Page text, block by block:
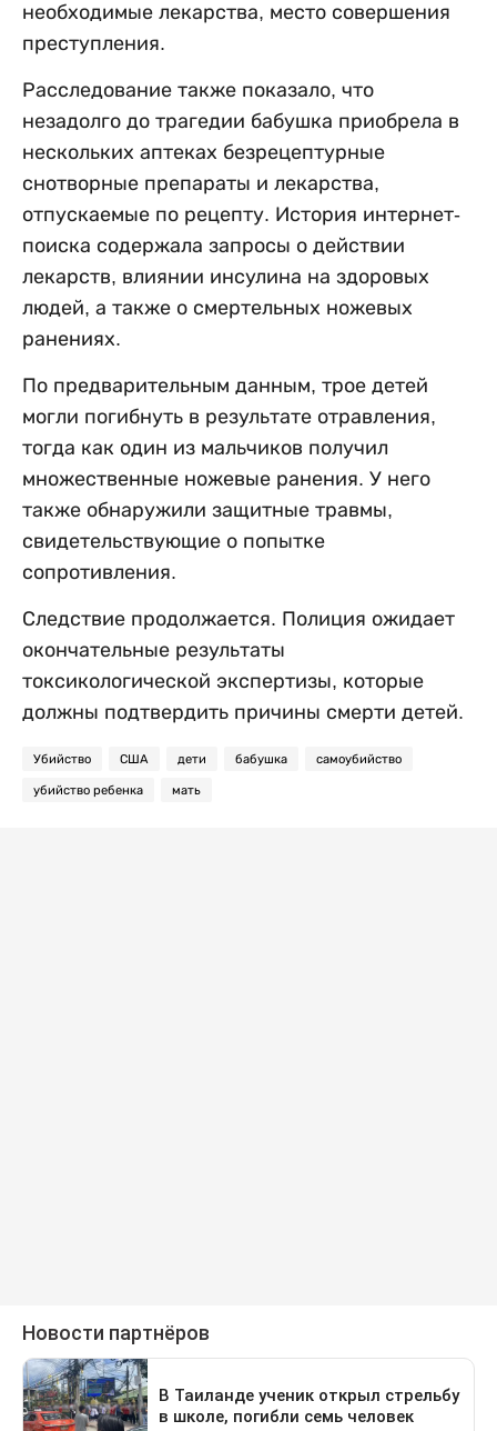
необходимые лекарства, место совершения
преступления.
Расследование также показало, что
незадолго до трагедии бабушка приобрела в
нескольких аптеках безрецептурные
снотворные препараты и лекарства,
отпускаемые по рецепту. История интернет-
поиска содержала запросы о действии
лекарств, влиянии инсулина на здоровых
людей, а также о смертельных ножевых
ранениях.
По предварительным данным, трое детей
могли погибнуть в результате отравления,
тогда как один из мальчиков получил
множественные ножевые ранения. У него
также обнаружили защитные травмы,
свидетельствующие о попытке
сопротивления.
Следствие продолжается. Полиция ожидает
окончательные результаты
токсикологической экспертизы, которые
должны подтвердить причины смерти детей.
Убийство США дети бабушка самоубийство
убийство ребенка мать